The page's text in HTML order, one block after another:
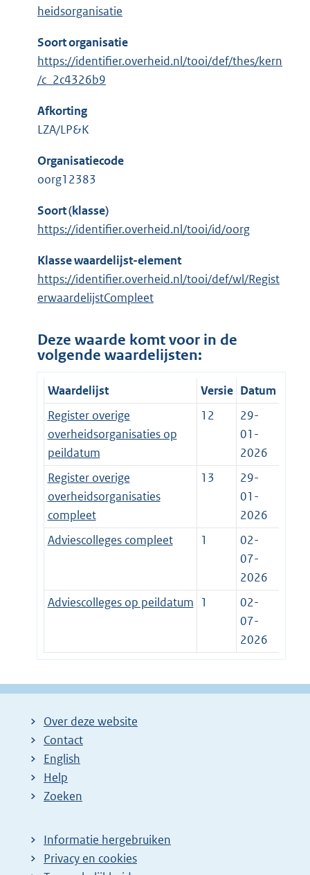
heidsorganisatie
Soort organisatie
https://identifier.overheid.nl/tooi/def/thes/kern
/c_2c4326b9
Afkorting
LZA/LP&K
Organisatiecode
oorg12383
Soort (klasse)
https://identifier.overheid.nl/tooi/id/oorg
Klasse waardelijst-element
https://identifier.overheid.nl/tooi/def/wl/Regist
erwaardelijstCompleet
Deze waarde komt voor in de
volgende waardelijsten:
Waardelijst Versie Datum
Register overige
overheidsorganisaties op
peildatum
12
29-
01-
2026
Register overige
overheidsorganisaties
compleet
13
29-
01-
2026
Adviescolleges compleet
1
02-
07-
2026
Adviescolleges op peildatum 1
02-
07-
2026
Over deze website
Contact
English
Help
Zoeken
Informatie hergebruiken
Privacy en cookies